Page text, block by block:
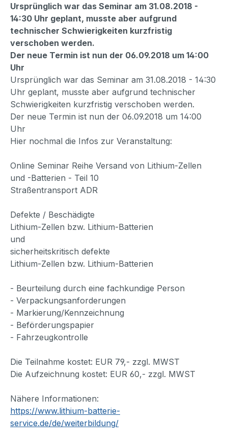
Ursprünglich war das Seminar am 31.08.2018 -
14:30 Uhr geplant, musste aber aufgrund
technischer Schwierigkeiten kurzfristig
verschoben werden.
Der neue Termin ist nun der 06.09.2018 um 14:00
Uhr
Ursprünglich war das Seminar am 31.08.2018 - 14:30
Uhr geplant, musste aber aufgrund technischer
Schwierigkeiten kurzfristig verschoben werden.
Der neue Termin ist nun der 06.09.2018 um 14:00
Uhr
Hier nochmal die Infos zur Veranstaltung:
Online Seminar Reihe Versand von Lithium-Zellen
und -Batterien - Teil 10
Straßentransport ADR
Defekte / Beschädigte
Lithium-Zellen bzw. Lithium-Batterien
und
sicherheitskritisch defekte
Lithium-Zellen bzw. Lithium-Batterien
- Beurteilung durch eine fachkundige Person
- Verpackungsanforderungen
- Markierung/Kennzeichnung
- Beförderungspapier
- Fahrzeugkontrolle
Die Teilnahme kostet: EUR 79,- zzgl. MWST
Die Aufzeichnung kostet: EUR 60,- zzgl. MWST
Nähere Informationen:
https://www.lithium-batterie-
service.de/de/weiterbildung/